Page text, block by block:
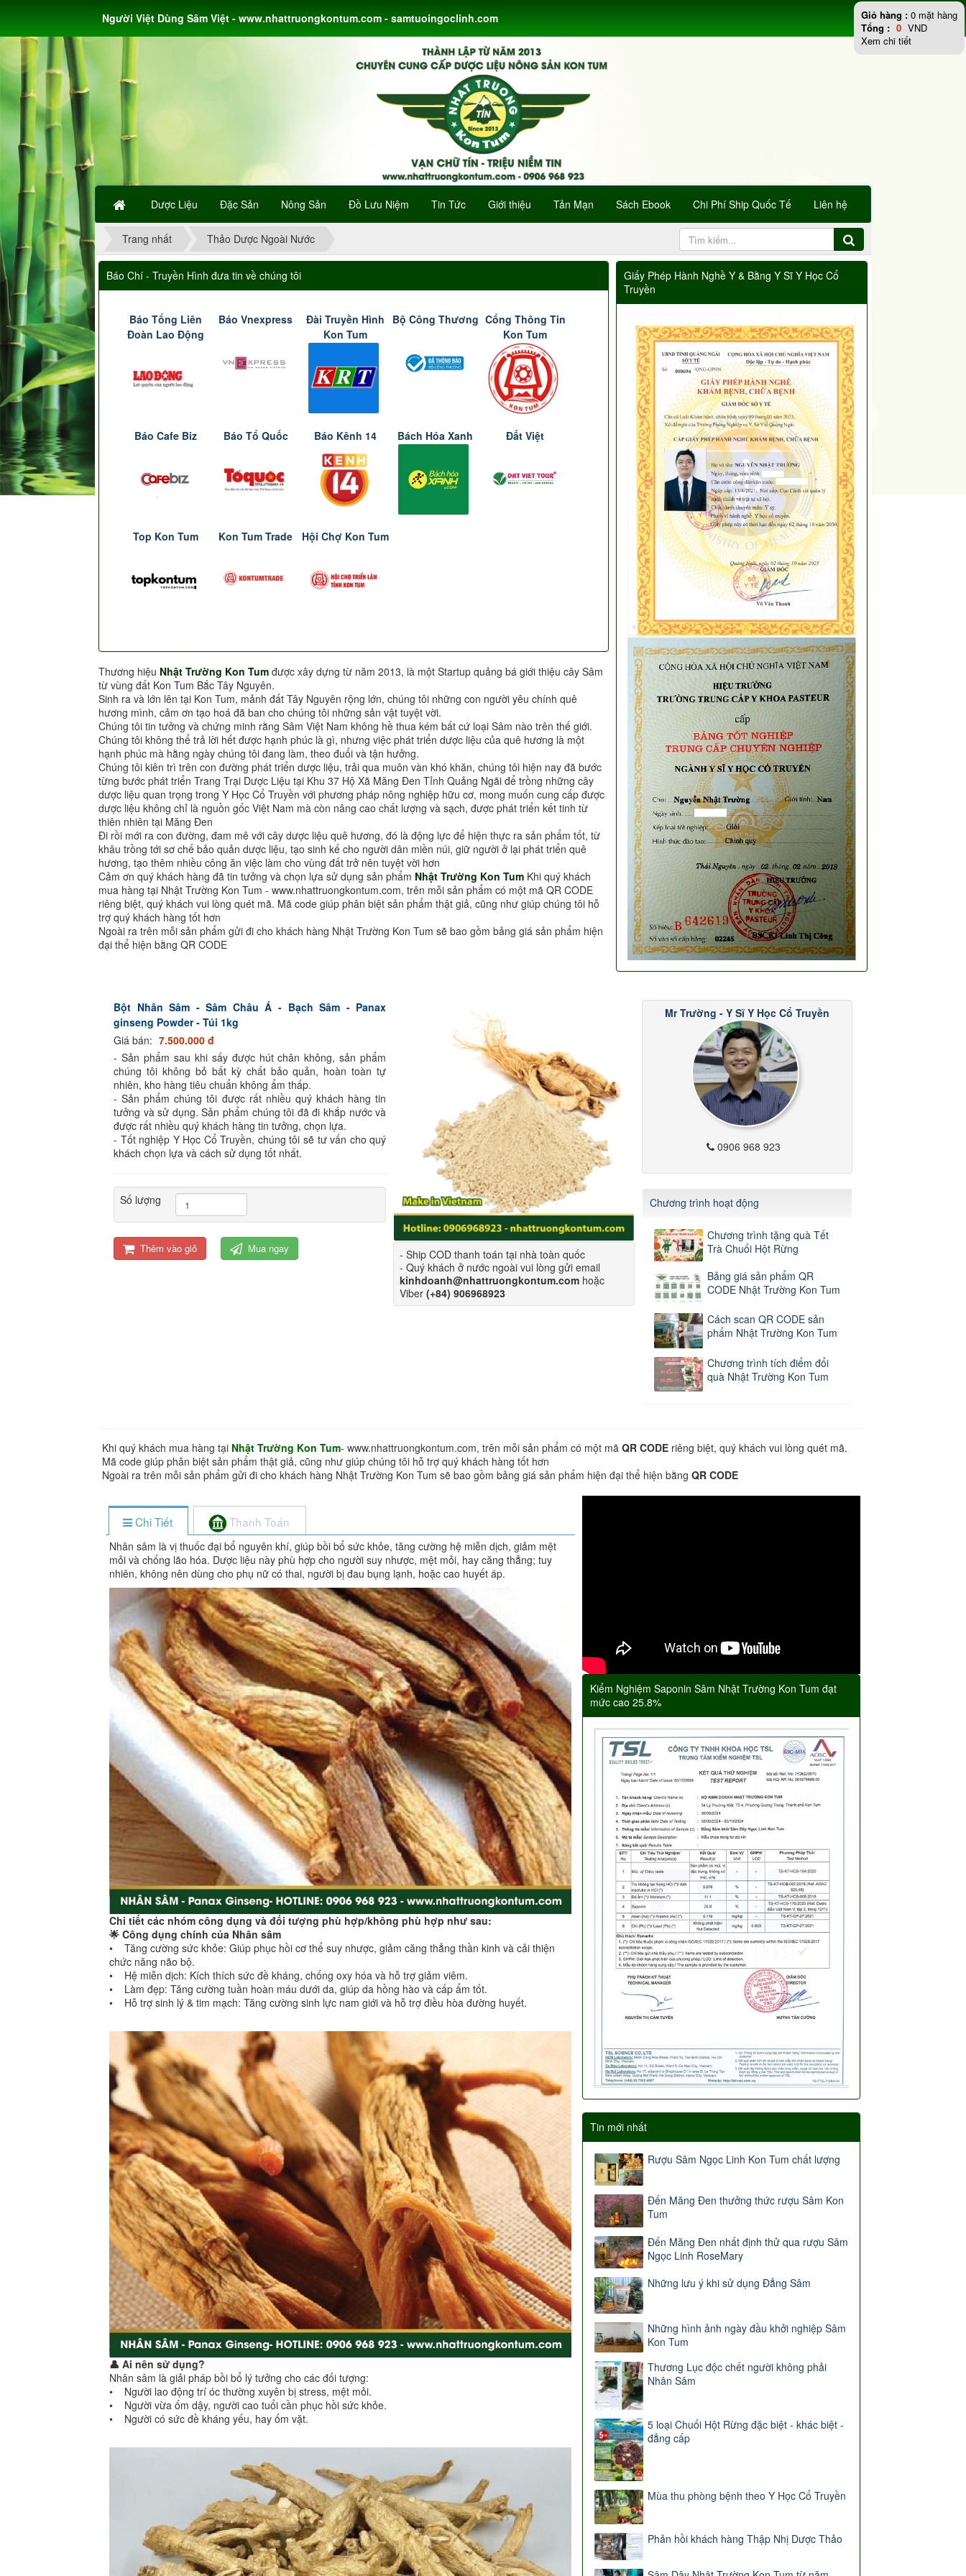
Dược Liệu Đặc Sản Nông Sản Đồ Lưu Niệm Tin Tức Giới thiệu Tản Mạn Sách Ebook Chi Phí Ship Quốc Tế Liên hệ
Người Việt Dùng Sâm Việt - www.nhattruongkontum.com - samtuoingoclinh.com
Trang nhất Thảo Dược Ngoài Nước
Báo Chí - Truyền Hình đưa tin về chúng tôi
Báo Tổng Liên
Đoàn Lao Động
Báo Vnexpress
Đài Truyền Hình
Kon Tum
Bộ Công Thương Cổng Thông Tin
Kon Tum
Báo Cafe Biz Báo Tổ Quốc Báo Kênh 14 Bách Hóa Xanh Đất Việt
Top Kon Tum Kon Tum Trade Hội Chợ Kon Tum
Thương hiệu Nhật Trường Kon Tum được xây dựng từ năm 2013, là một Startup quảng bá giới thiệu cây Sâm
từ vùng đất Kon Tum Bắc Tây Nguyên.
Sinh ra và lớn lên tại Kon Tum, mảnh đất Tây Nguyên rộng lớn, chúng tôi những con người yêu chính quê
hương mình, cảm ơn tạo hoá đã ban cho chúng tôi những sản vật tuyệt vời.
Chúng tôi tin tưởng và chứng minh rằng Sâm Việt Nam không hề thua kém bất cứ loại Sâm nào trên thế giới.
Chúng tôi không thể trả lời hết được hạnh phúc là gì, nhưng việc phát triển dược liệu của quê hương là một
hạnh phúc mà hằng ngày chúng tôi đang làm, theo đuổi và tận hưởng.
Chúng tôi kiên trì trên con đường phát triển dược liệu, trải qua muôn vàn khó khăn, chúng tôi hiện nay đã bước
từng bước phát triển Trang Trại Dược Liệu tại Khu 37 Hộ Xã Măng Đen Tỉnh Quảng Ngãi để trồng những cây
dược liệu quan trọng trong Y Học Cổ Truyền với phương pháp nông nghiệp hữu cơ, mong muốn cung cấp được
dược liệu không chỉ là nguồn gốc Việt Nam mà còn nâng cao chất lượng và sạch, được phát triển kết tinh từ
thiên nhiên tại Măng Đen
Đi rồi mới ra con đường, đam mê với cây dược liệu quê hương, đó là động lực để hiện thực ra sản phẩm tốt, từ
khâu trồng tới sơ chế bảo quản dược liệu, tạo sinh kế cho người dân miền núi, giữ người ở lại phát triển quê
hương, tạo thêm nhiều công ăn việc làm cho vùng đất trở nên tuyệt vời hơn
Cảm ơn quý khách hàng đã tin tưởng và chọn lựa sử dụng sản phẩm Nhật Trường Kon Tum Khi quý khách
mua hàng tại Nhật Trường Kon Tum - www.nhattruongkontum.com, trên mỗi sản phẩm có một mã QR CODE
riêng biệt, quý khách vui lòng quét mã. Mã code giúp phân biệt sản phẩm thật giả, cũng như giúp chúng tôi hỗ
trợ quý khách hàng tốt hơn
Ngoài ra trên mỗi sản phẩm gửi đi cho khách hàng Nhật Trường Kon Tum sẽ bao gồm bảng giá sản phẩm hiện
đại thể hiện bằng QR CODE
Giấy Phép Hành Nghề Y & Bằng Y Sĩ Y Học Cổ
Truyền
Bột Nhân Sâm - Sâm Châu Á - Bạch Sâm - Panax
ginseng Powder - Túi 1kg
Giá bán: 7.500.000 đ
- Sản phẩm sau khi sấy được hút chân không, sản phẩm
chúng tôi không bỏ bất kỳ chất bảo quản, hoàn toàn tự
nhiên, kho hàng tiêu chuẩn không ẩm thấp.
- Sản phẩm chúng tôi được rất nhiều quý khách hàng tin
tưởng và sử dụng. Sản phẩm chúng tôi đã đi khắp nước và
được rất nhiều quý khách hàng tin tưởng, chọn lựa.
- Tốt nghiệp Y Học Cổ Truyền, chúng tôi sẽ tư vấn cho quý
khách chọn lựa và cách sử dụng tốt nhất.
Số lượng
Thêm vào giỏ Mua ngay
- Ship COD thanh toán tại nhà toàn quốc
- Quý khách ở nước ngoài vui lòng gửi email
kinhdoanh@nhattruongkontum.com hoặc
Viber(+84) 906968923
Mr Trường - Y Sĩ Y Học Cổ Truyền
0906 968 923
Chương trình hoạt động
Chương trình tặng quà Tết
Trà Chuối Hột Rừng
Bảng giá sản phẩm QR
CODE Nhật Trường Kon Tum
Cách scan QR CODE sản
phẩm Nhật Trường Kon Tum
Chương trình tích điểm đổi
quà Nhật Trường Kon Tum
Khi quý khách mua hàng tại Nhật Trường Kon Tum- www.nhattruongkontum.com, trên mỗi sản phẩm có một mã QR CODE riêng biệt, quý khách vui lòng quét mã.
Mã code giúp phân biệt sản phẩm thật giả, cũng như giúp chúng tôi hỗ trợ quý khách hàng tốt hơn
Ngoài ra trên mỗi sản phẩm gửi đi cho khách hàng Nhật Trường Kon Tum sẽ bao gồm bảng giá sản phẩm hiện đại thể hiện bằng QR CODE
Chi Tiết Thanh Toán
Nhân sâm là vị thuốc đại bổ nguyên khí, giúp bồi bổ sức khỏe, tăng cường hệ miễn dịch, giảm mệt
mỏi và chống lão hóa. Dược liệu này phù hợp cho người suy nhược, mệt mỏi, hay căng thẳng; tuy
nhiên, không nên dùng cho phụ nữ có thai, người bị đau bụng lạnh, hoặc cao huyết áp.
Chi tiết các nhóm công dụng và đối tượng phù hợp/không phù hợp như sau:
🌟 Công dụng chính của Nhân sâm
• Tăng cường sức khỏe: Giúp phục hồi cơ thể suy nhược, giảm căng thẳng thần kinh và cải thiện
chức năng não bộ.
• Hệ miễn dịch: Kích thích sức đề kháng, chống oxy hóa và hỗ trợ giảm viêm.
• Làm đẹp: Tăng cường tuần hoàn máu dưới da, giúp da hồng hào và cấp ẩm tốt.
• Hỗ trợ sinh lý & tim mạch: Tăng cường sinh lực nam giới và hỗ trợ điều hòa đường huyết.
👤 Ai nên sử dụng?
Nhân sâm là giải pháp bồi bổ lý tưởng cho các đối tượng:
• Người lao động trí óc thường xuyên bị stress, mệt mỏi.
• Người vừa ốm dậy, người cao tuổi cần phục hồi sức khỏe.
• Người có sức đề kháng yếu, hay ốm vặt.
Kiểm Nghiệm Saponin Sâm Nhật Trường Kon Tum đạt
mức cao 25.8%
Tin mới nhất
Rượu Sâm Ngọc Linh Kon Tum chất lượng
Đến Măng Đen thưởng thức rượu Sâm Kon
Tum
Đến Măng Đen nhất định thử qua rượu Sâm
Ngọc Linh RoseMary
Những lưu ý khi sử dụng Đẳng Sâm
Những hình ảnh ngày đầu khởi nghiệp Sâm
Kon Tum
Thương Lục độc chết người không phải
Nhân Sâm
5 loại Chuối Hột Rừng đặc biệt - khác biệt -
đẳng cấp
Mùa thu phòng bệnh theo Y Học Cổ Truyền
Phản hồi khách hàng Thập Nhị Dược Thảo
Giỏ hàng : 0 mặt hàng
Tổng : 0 VND
Xem chi tiết